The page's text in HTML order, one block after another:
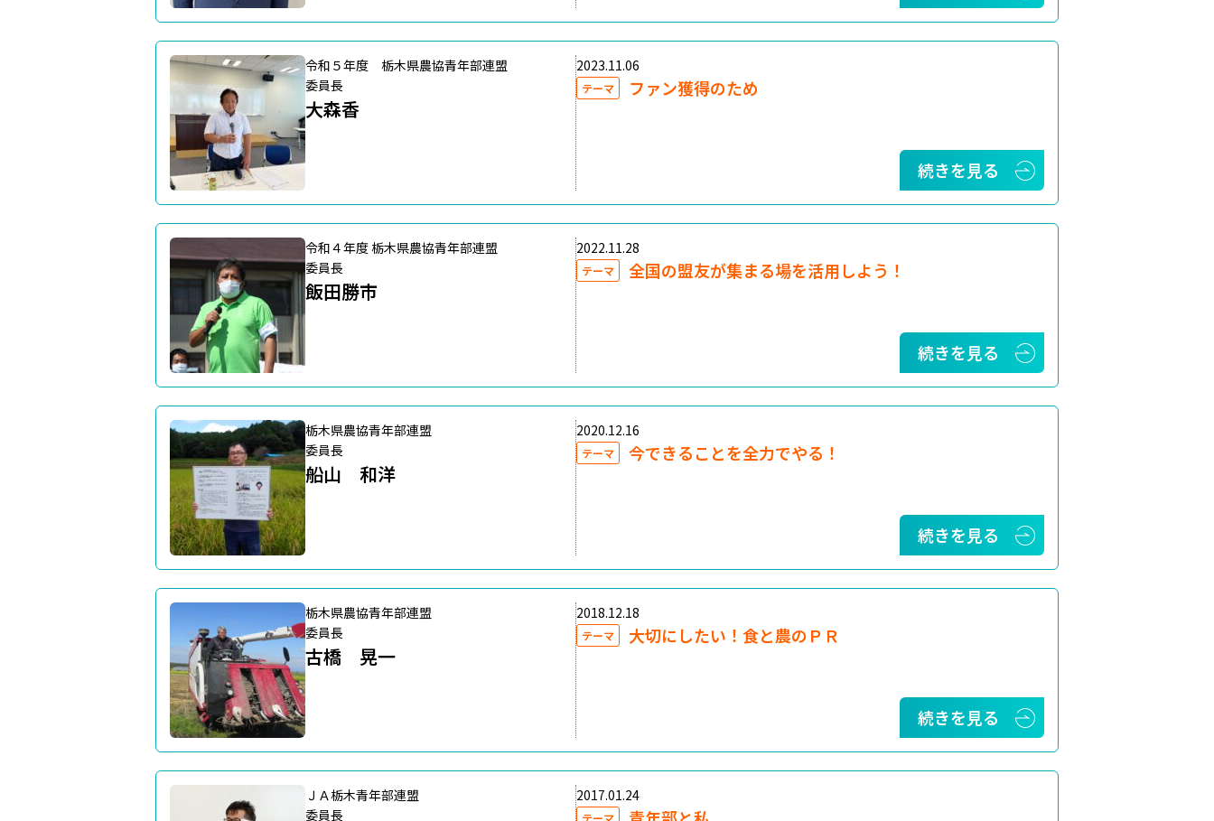
令和５年度 栃木県農協青年部連盟
委員長
大森香
2023.11.06
テーマ ファン獲得のため
続きを見る
令和４年度 栃木県農協青年部連盟
委員長
飯田勝市
2022.11.28
テーマ 全国の盟友が集まる場を活用しよう！
続きを見る
栃木県農協青年部連盟
委員長
船山 和洋
2020.12.16
テーマ 今できることを全力でやる！
続きを見る
栃木県農協青年部連盟
委員長
古橋 晃一
2018.12.18
テーマ 大切にしたい！食と農のＰＲ
続きを見る
ＪＡ栃木青年部連盟
委員長
2017.01.24
テーマ